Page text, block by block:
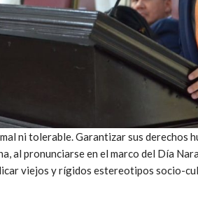
ni tolerable. Garantizar sus derechos
al pronunciarse en el marco del Día
viejos y rígidos estereotipos socio-